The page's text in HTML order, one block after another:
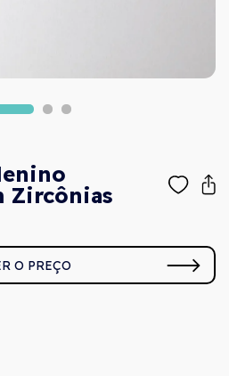
Zircônias
O PREÇO